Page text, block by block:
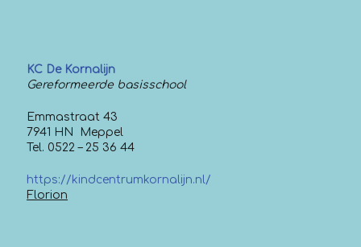
KC De Kornalijn
Gereformeerde basisschool
Emmastraat 43
7941 HN Meppel
Tel. 0522 – 25 36 44
https://kindcentrumkornalijn.nl/
Florion